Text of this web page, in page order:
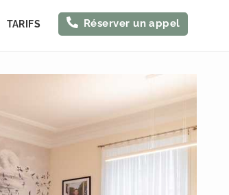
TARIFS Réserver un appel